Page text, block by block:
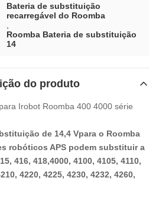
Bateria de substituição
recarregável do Roomba
Roomba Bateria de substituição
14
do produto
Irobot Roomba 400 4000 série
de 14,4 Vpara o Roomba
robóticos APS podem substituir a
416, 418,4000, 4100, 4105, 4110,
4220, 4225, 4230, 4232, 4260,